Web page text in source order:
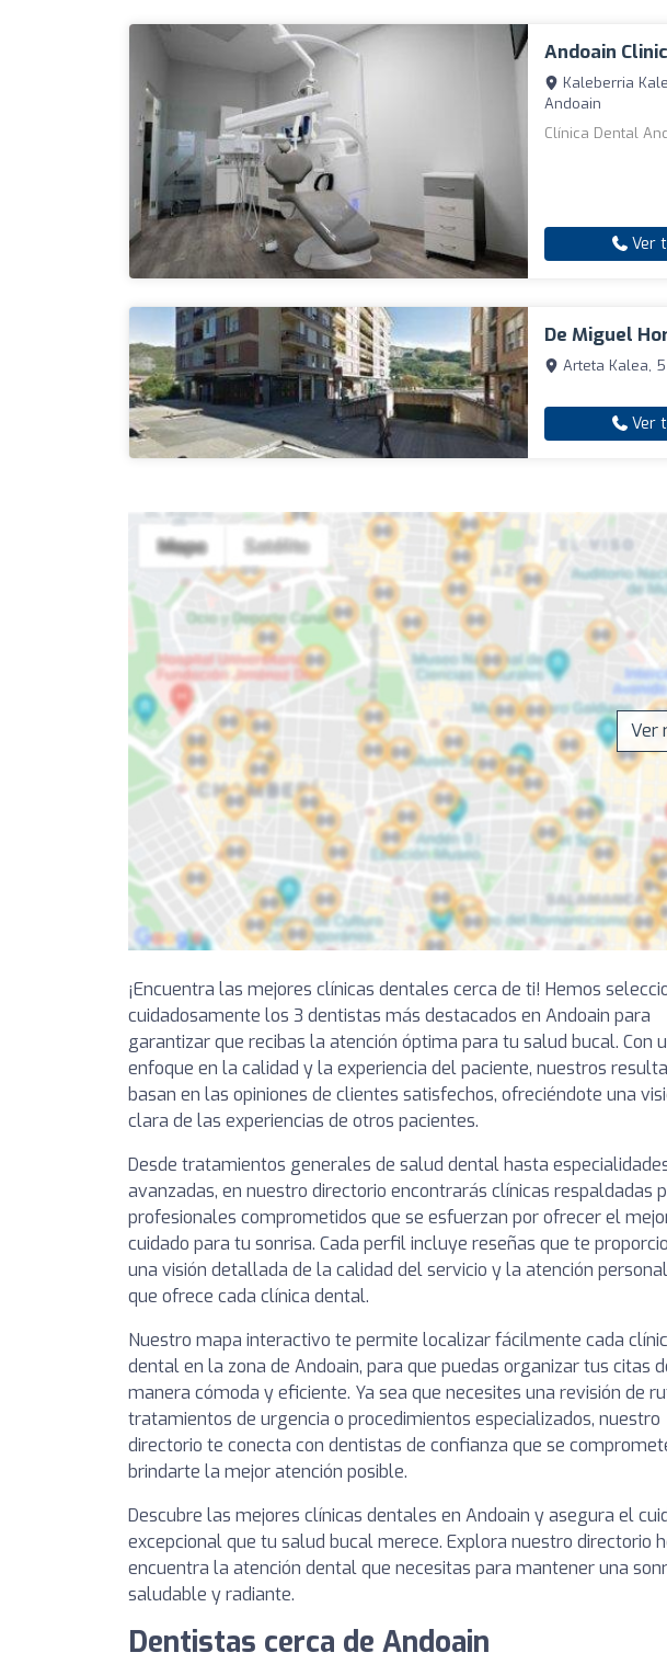
Andoain
Kaleberria
Andoain
Clínica Dental
Ver
De Miguel
Arteta Kalea,
Ver
Ver
¡Encuentra las mejores clínicas dentales cerca de ti! Hemos
cuidadosamente los 3 dentistas más destacados en Andoain para
garantizar que recibas la atención óptima para tu salud bucal. Con
enfoque en la calidad y la experiencia del paciente, nuestros
basan en las opiniones de clientes satisfechos, ofreciéndote una
clara de las experiencias de otros pacientes.
Desde tratamientos generales de salud dental hasta
avanzadas, en nuestro directorio encontrarás clínicas respaldadas
profesionales comprometidos que se esfuerzan por ofrecer el
cuidado para tu sonrisa. Cada perfil incluye reseñas que te
una visión detallada de la calidad del servicio y la atención
que ofrece cada clínica dental.
Nuestro mapa interactivo te permite localizar fácilmente cada
dental en la zona de Andoain, para que puedas organizar tus citas
manera cómoda y eficiente. Ya sea que necesites una revisión de
tratamientos de urgencia o procedimientos especializados, nuestro
directorio te conecta con dentistas de confianza que se
brindarte la mejor atención posible.
Descubre las mejores clínicas dentales en Andoain y asegura el
excepcional que tu salud bucal merece. Explora nuestro directorio
encuentra la atención dental que necesitas para mantener una
saludable y radiante.
Dentistas cerca de Andoain